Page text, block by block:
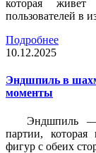
которая
пользователей в
Подробнее
10.12.2025
Эндшпиль в
моменты
Эндшпиль —
партии, которая
фигур с обеих